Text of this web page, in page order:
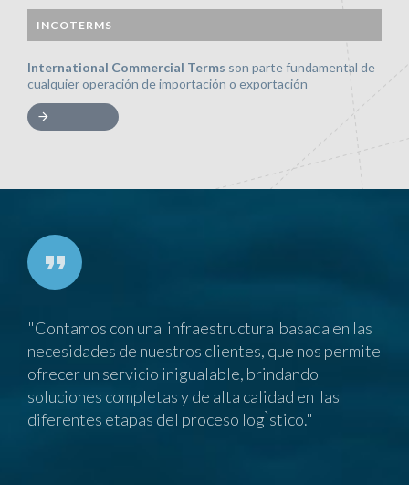
INCOTERMS
International Commercial Terms son parte fundamental de
cualquier operación de importación o exportación
"Contamos con una infraestructura basada en las
necesidades de nuestros clientes, que nos permite
ofrecer un servicio inigualable, brindando
soluciones completas y de alta calidad en las
diferentes etapas del proceso logÌstico."